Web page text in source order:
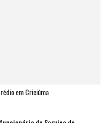
em Criciúma